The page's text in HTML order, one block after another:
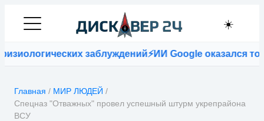
☀️
заблуждений⚡ИИ Google оказался
Главная / МИР ЛЮДЕЙ /
Спецназ "Отважных" провел успешный штурм укрепрайона
ВСУ